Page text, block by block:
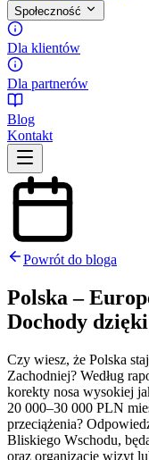
Społeczność
Dla klientów
Dla partnerów
Blog
Kontakt
Powrót do bloga
Polska –
Dochody
Czy wiesz, że Polska
Zachodniej? Według
korekty nosa wysokiej
20 000–30 000 PLN
przeciążenia?
Bliskiego Wschodu,
oraz organizację wizyt